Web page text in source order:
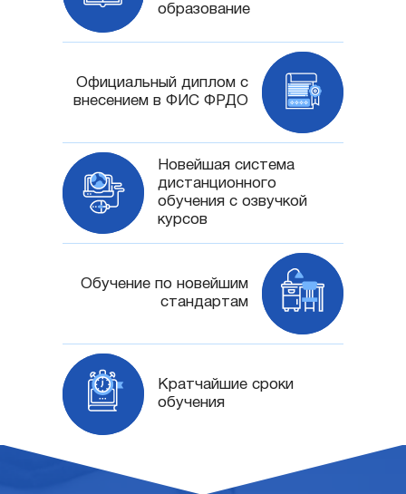
образование
Официальный диплом с
внесением в ФИС ФРДО
Новейшая система
дистанционного
обучения с озвучкой
курсов
Обучение по новейшим
стандартам
Кратчайшие сроки
обучения